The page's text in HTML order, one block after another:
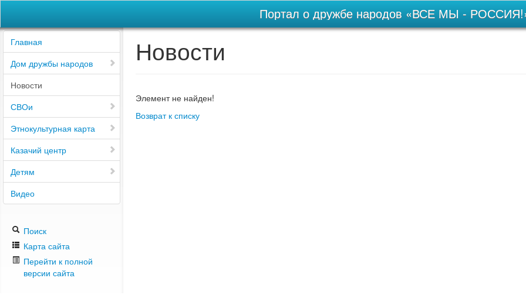
Портал о дружбе народов «ВСЕ МЫ -
Главная
Дом дружбы народов
Новости
СВОи
Этнокультурная карта
Казачий центр
Детям
Видео
Поиск
Карта сайта
Перейти к полной
версии сайта
Новости
Элемент не найден!
Возврат к списку